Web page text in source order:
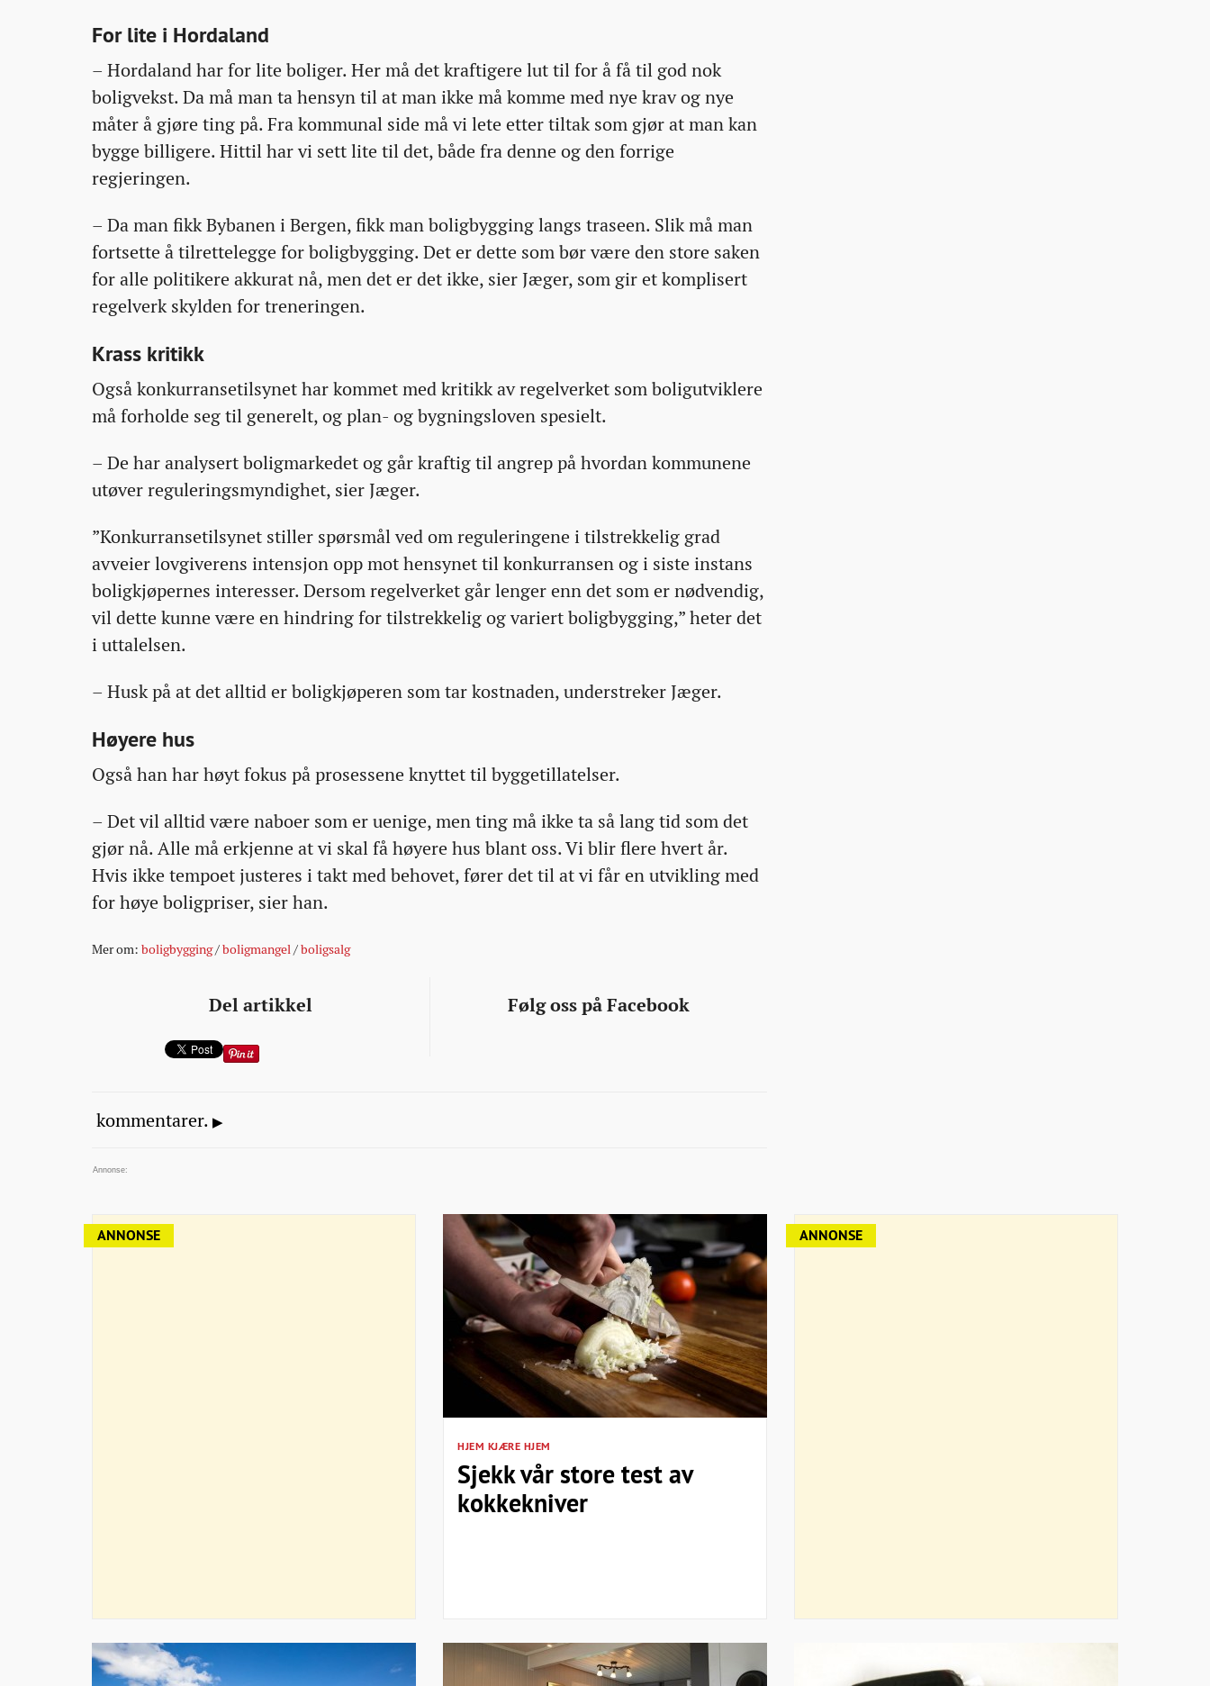
For lite i Hordaland
– Hordaland har for lite boliger. Her må det kraftigere lut til for å få til god nok
boligvekst. Da må man ta hensyn til at man ikke må komme med nye krav og nye
måter å gjøre ting på. Fra kommunal side må vi lete etter tiltak som gjør at man kan
bygge billigere. Hittil har vi sett lite til det, både fra denne og den forrige
regjeringen.
– Da man fikk Bybanen i Bergen, fikk man boligbygging langs traseen. Slik må man
fortsette å tilrettelegge for boligbygging. Det er dette som bør være den store saken
for alle politikere akkurat nå, men det er det ikke, sier Jæger, som gir et komplisert
regelverk skylden for treneringen.
Krass kritikk
Også konkurransetilsynet har kommet med kritikk av regelverket som boligutviklere
må forholde seg til generelt, og plan- og bygningsloven spesielt.
– De har analysert boligmarkedet og går kraftig til angrep på hvordan kommunene
utøver reguleringsmyndighet, sier Jæger.
”Konkurransetilsynet stiller spørsmål ved om reguleringene i tilstrekkelig grad
avveier lovgiverens intensjon opp mot hensynet til konkurransen og i siste instans
boligkjøpernes interesser. Dersom regelverket går lenger enn det som er nødvendig,
vil dette kunne være en hindring for tilstrekkelig og variert boligbygging,” heter det
i uttalelsen.
– Husk på at det alltid er boligkjøperen som tar kostnaden, understreker Jæger.
Høyere hus
Også han har høyt fokus på prosessene knyttet til byggetillatelser.
– Det vil alltid være naboer som er uenige, men ting må ikke ta så lang tid som det
gjør nå. Alle må erkjenne at vi skal få høyere hus blant oss. Vi blir flere hvert år.
Hvis ikke tempoet justeres i takt med behovet, fører det til at vi får en utvikling med
for høye boligpriser, sier han.
Mer om: boligbygging/boligmangel/boligsalg
Del artikkel Følg oss på Facebook
kommentarer.
HJEM KJÆRE HJEM
Sjekk vår store test av
kokkekniver